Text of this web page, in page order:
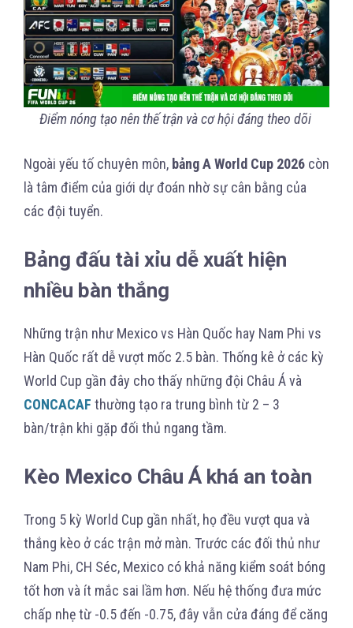
Điểm nóng tạo nên thế trận và cơ hội đáng theo dõi
Ngoài yếu tố chuyên môn, bảng A World Cup 2026 còn
là tâm điểm của giới dự đoán nhờ sự cân bằng của
các đội tuyển.
Bảng đấu tài xỉu dễ xuất hiện
nhiều bàn thắng
Những trận như Mexico vs Hàn Quốc hay Nam Phi vs
Hàn Quốc rất dễ vượt mốc 2.5 bàn. Thống kê ở các kỳ
World Cup gần đây cho thấy những đội Châu Á và
CONCACAF thường tạo ra trung bình từ 2 – 3
bàn/trận khi gặp đối thủ ngang tầm.
Kèo Mexico Châu Á khá an toàn
Trong 5 kỳ World Cup gần nhất, họ đều vượt qua và
thắng kèo ở các trận mở màn. Trước các đối thủ như
Nam Phi, CH Séc, Mexico có khả năng kiểm soát bóng
tốt hơn và ít mắc sai lầm hơn. Nếu hệ thống đưa mức
chấp nhẹ từ -0.5 đến -0.75, đây vẫn cửa đáng để căng